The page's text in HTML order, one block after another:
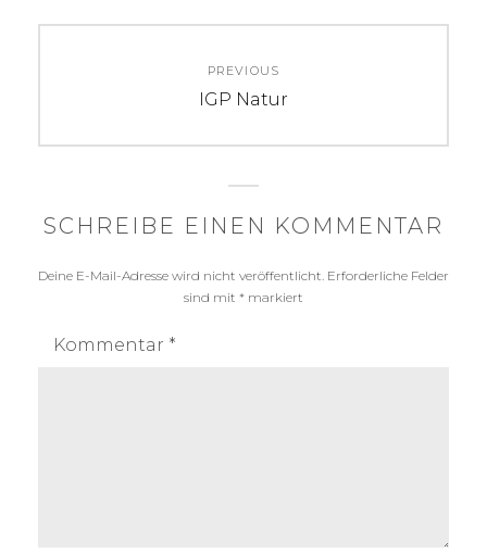
PREVIOUS
Previous
IGP Natur
SCHREIBE EINEN KOMMENTAR
Deine E-Mail-Adresse wird nicht veröffentlicht. Erforderliche Felder
sind mit * markiert
Kommentar *